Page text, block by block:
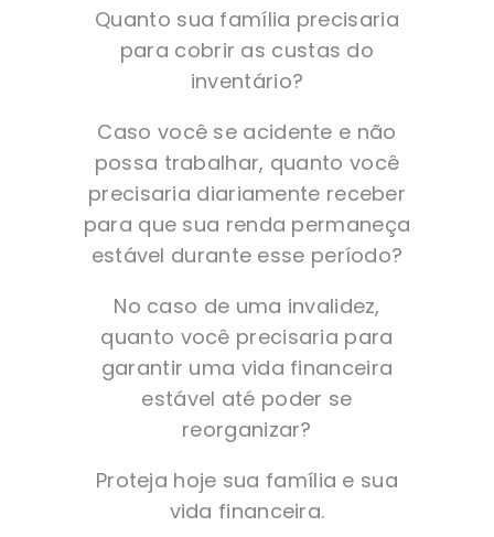
Quanto sua família precisaria
para cobrir as custas do
inventário?
Caso você se acidente e não
possa trabalhar, quanto você
precisaria diariamente receber
para que sua renda permaneça
estável durante esse período?
No caso de uma invalidez,
quanto você precisaria para
garantir uma vida financeira
estável até poder se
reorganizar?
Proteja hoje sua família e sua
vida financeira.